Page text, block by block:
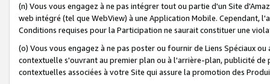
(n) Vous vous engagez à ne pas intégrer tout ou partie d'un Site
web intégré (tel que WebView) à une Application Mobile. Cependant,
Conditions requises pour la Participation ne saurait constituer une
(o) Vous vous engagez à ne pas poster ou fournir de Liens Spéciaux
contextuelle s'ouvrant au premier plan ou à l'arrière-plan, publicité
contextuelles associées à votre Site qui assure la promotion des